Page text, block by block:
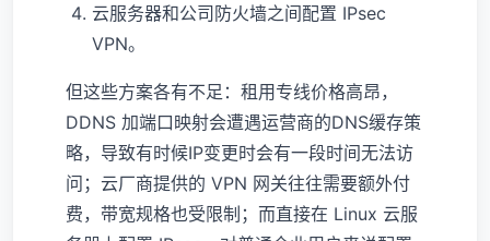
云服务器和公司防火墙之间配置 IPsec
VPN。
但这些方案各有不足：租用专线价格高昂，
DDNS 加端口映射会遭遇运营商的DNS缓存策
略，导致有时候IP变更时会有一段时间无法访
问；云厂商提供的 VPN 网关往往需要额外付
费，带宽规格也受限制；而直接在 Linux 云服